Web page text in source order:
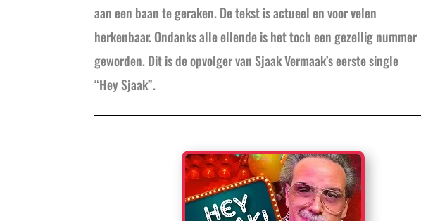
aan een baan te geraken. De tekst is actueel en voor velen
herkenbaar. Ondanks alle ellende is het toch een gezellig nummer
geworden. Dit is de opvolger van Sjaak Vermaak’s eerste single
“Hey Sjaak”.